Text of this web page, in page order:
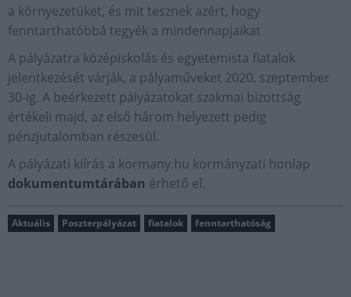
a környezetüket, és mit tesznek azért, hogy
fenntarthatóbbá tegyék a mindennapjaikat
A pályázatra középiskolás és egyetemista fiatalok
jelentkezését várják, a pályaműveket 2020. szeptember
30-ig. A beérkezett pályázatokat szakmai bizottság
értékeli majd, az első három helyezett pedig
pénzjutalomban részesül.
A pályázati kiírás a kormany.hu kormányzati honlap
dokumentumtárában érhető el.
Aktuális Poszterpályázat fiatalok fenntarthatóság